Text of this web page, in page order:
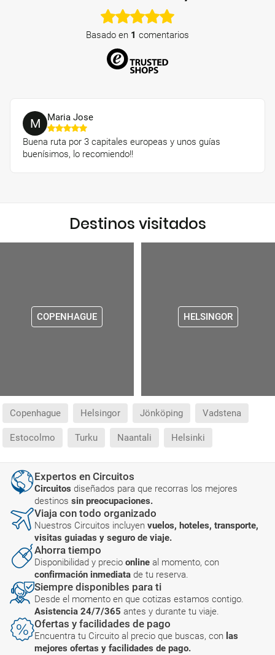
Basado en 1 comentarios
M Mari­a Jose
Buena ruta por 3 capitales europeas y unos guías
buenísimos, lo recomiendo!!
Destinos visitados
COPENHAGUE HELSINGOR
Copenhague Helsingor Jönköping Vadstena
Estocolmo Turku Naantali Helsinki
Expertos en Circuitos
Circuitos diseñados para que recorras los mejores
destinos sin preocupaciones.
Viaja con todo organizado
Nuestros Circuitos incluyen vuelos, hoteles, transporte,
visitas guiadas y seguro de viaje.
Ahorra tiempo
Disponibilidad y precio online al momento, con
confirmación inmediata de tu reserva.
Siempre disponibles para ti
Desde el momento en que cotizas estamos contigo.
Asistencia 24/7/365 antes y durante tu viaje.
Ofertas y facilidades de pago
Encuentra tu Circuito al precio que buscas, con las
mejores ofertas y facilidades de pago.